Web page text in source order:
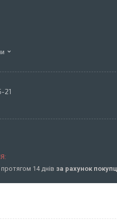
21
14 днів за рахунок